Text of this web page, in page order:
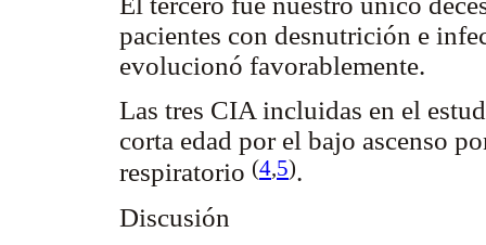
pacientes con desnutrición e
evolucionó favorablemente.
Las tres CIA incluidas en el
corta edad por el bajo ascenso
respiratorio (4,5).
Discusión